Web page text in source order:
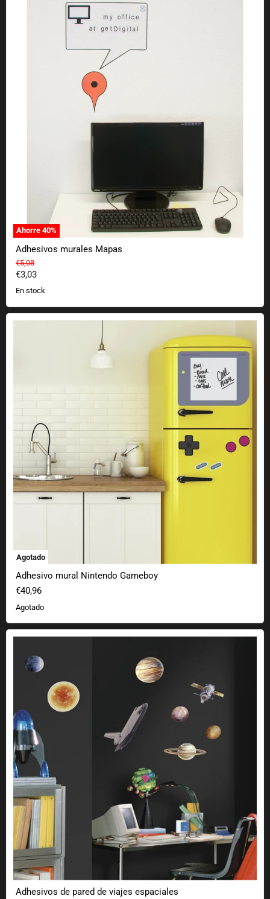
Ahorre 40%
Adhesivos murales Mapas
Precio original
€5,08
Precio actual
€3,03
En stock
Agotado
Adhesivo mural Nintendo Gameboy
€40,96
Agotado
Adhesivos de pared de viajes espaciales